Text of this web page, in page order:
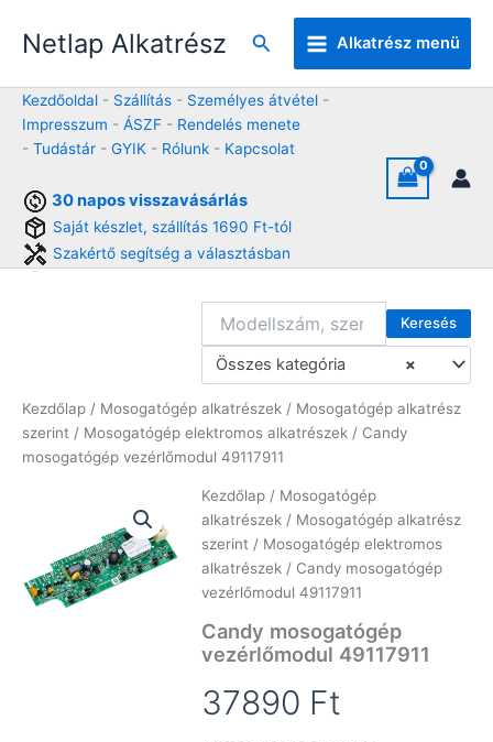
Netlap Alkatrész Keresés Alkatrész menü
Kezdőoldal - Szállítás - Személyes átvétel -
Impresszum - ÁSZF - Rendelés menete
- Tudástár - GYIK - Rólunk - Kapcsolat
30 napos visszavásárlás
Saját készlet, szállítás 1690 Ft-tól
Szakértő segítség a választásban
Keresés
×
Összes kategória
Kezdőlap / Mosogatógép alkatrészek / Mosogatógép alkatrész
szerint / Mosogatógép elektromos alkatrészek / Candy
mosogatógép vezérlőmodul 49117911
Kezdőlap / Mosogatógép
alkatrészek / Mosogatógép alkatrész
szerint / Mosogatógép elektromos
alkatrészek / Candy mosogatógép
vezérlőmodul 49117911
Candy mosogatógép
vezérlőmodul 49117911
37890 Ft